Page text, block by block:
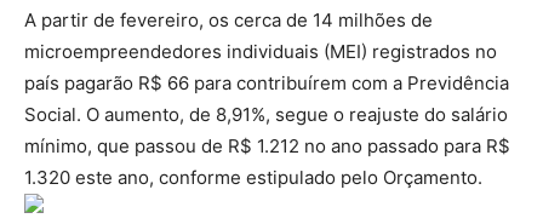
A partir de fevereiro, os cerca de 14 milhões de
microempreendedores individuais (MEI) registrados no
país pagarão R$ 66 para contribuírem com a Previdência
Social. O aumento, de 8,91%, segue o reajuste do salário
mínimo, que passou de R$ 1.212 no ano passado para R$
1.320 este ano, conforme estipulado pelo Orçamento.